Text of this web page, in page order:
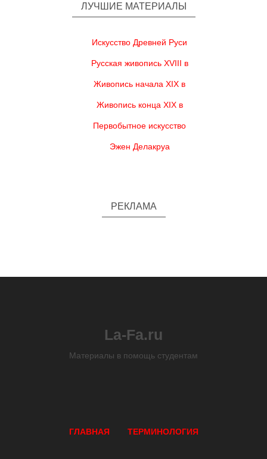
ЛУЧШИЕ МАТЕРИАЛЫ
Искусство Древней Руси
Русская живопись XVIII в
Живопись начала XIX в
Живопись конца XIX в
Первобытное искусство
Эжен Делакруа
РЕКЛАМА
La-Fa.ru
Материалы в помощь студентам
ГЛАВНАЯ ТЕРМИНОЛОГИЯ